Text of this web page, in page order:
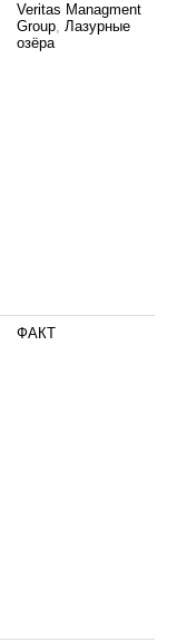
Veritas Managment
Group, Лазурные
озёра
ФАКТ